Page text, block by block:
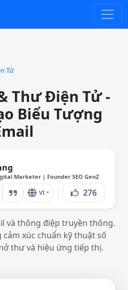
Tử
Thư Điện Tử -
Biểu Tượng
Marketer | Founder SEO GenZ
VI 276
và thông điệp truyền thông.
xúc chuẩn kỹ thuật số
thư và hiệu ứng tiếp thị.